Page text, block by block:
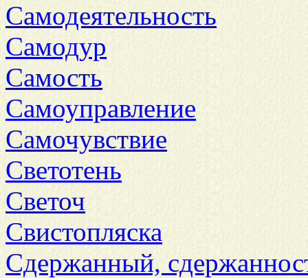
Самодеятельность
Самодур
Самость
Самоуправление
Самочувствие
Светотень
Светоч
Свистопляска
Сдержанный,